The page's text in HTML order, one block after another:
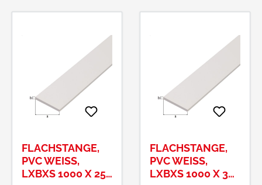
FLACHSTANGE,
PVC WEISS, L
XBXS 1000 X 25 X
FLACHSTANGE,
PVC WEISS, L
XBXS 1000 X 30 X